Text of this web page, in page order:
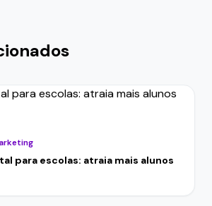
para escolas: atraia mais alunos